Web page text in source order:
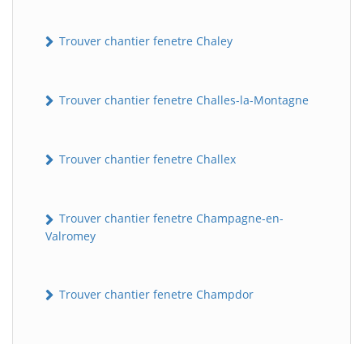
Trouver chantier fenetre Chaley
Trouver chantier fenetre Challes-la-Montagne
Trouver chantier fenetre Challex
Trouver chantier fenetre Champagne-en-
Valromey
Trouver chantier fenetre Champdor